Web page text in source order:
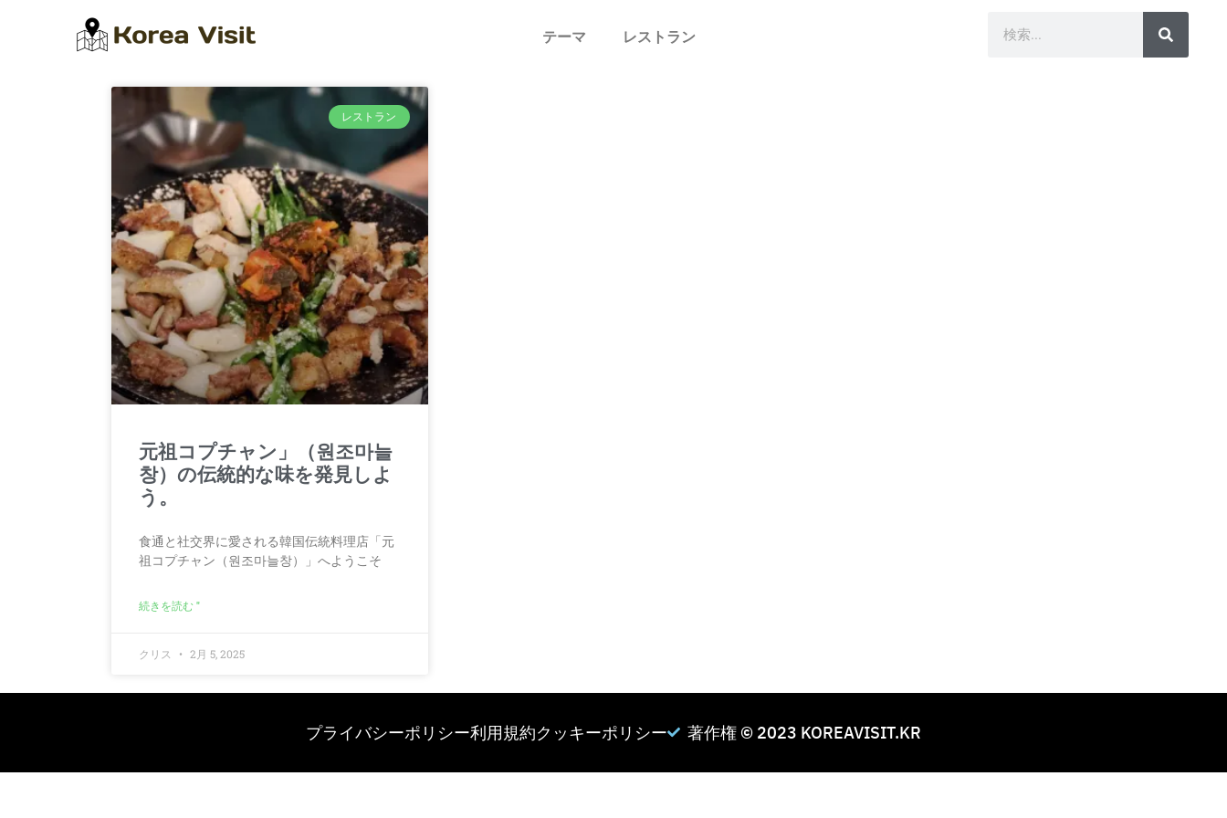
テーマ レストラン
レストラン
元祖コプチャン」（원조마늘
창）の伝統的な味を発見しよ
う。
食通と社交界に愛される韓国伝統料理店「元
祖コプチャン（원조마늘창）」へようこそ
続きを読む "
クリス 2月 5, 2025
プライバシーポリシー利用規約クッキーポリシー 著作権 © 2023 KOREAVISIT.KR